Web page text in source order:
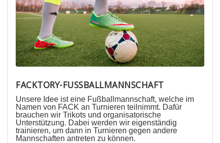
FACKTORY-FUSSBALLMANNSCHAFT
Unsere Idee ist eine Fußballmannschaft, welche im
Namen von FACK an Turnieren teilnimmt. Dafür
brauchen wir Trikots und organisatorische
Unterstützung. Dabei werden wir eigenständig
trainieren, um dann in Turnieren gegen andere
Mannschaften antreten zu können.